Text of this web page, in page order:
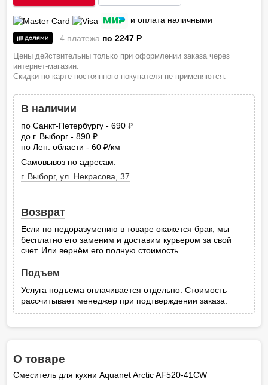
и оплата наличными
4 платежа по 2247 P
Цены действительны только при оформлении заказа через
интернет-магазин.
Скидки по карте постоянного покупателя не применяются.
В наличии
по Санкт-Петербургу - 690
до г. Выборг - 890
по Лен. области - 60
руб.
/км
Самовывоз по адресам:
г. Выборг, ул. Некрасова, 37
Возврат
Если по недоразумению в товаре окажется брак, мы
бесплатно его заменим и доставим курьером за свой
счет. Или вернём его полную стоимость.
Подъем
Услуга подъема оплачивается отдельно. Стоимость
рассчитывает менеджер при подтверждении заказа.
О товаре
Смеситель для кухни Aquanet Arctic AF520-41СW